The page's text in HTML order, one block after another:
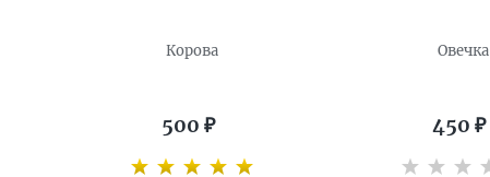
Корова
500 ₽
Овечка
450 ₽